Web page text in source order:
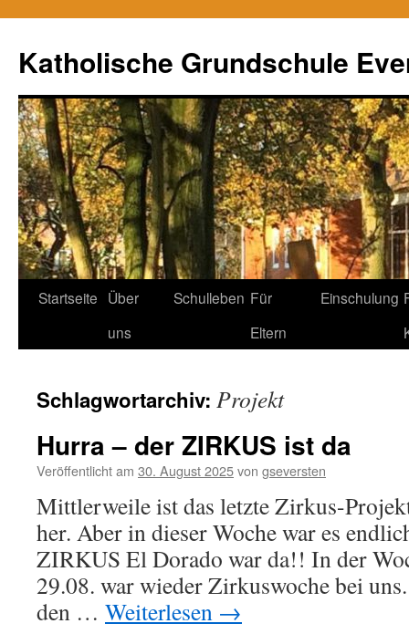
springen
Katholische Grundschule
Startseite Über
uns
Schulleben Für
Eltern
Einschulung
Schlagwortarchiv: Projekt
Hurra – der ZIRKUS ist da
Veröffentlicht am 30. August 2025von gseversten
Mittlerweile ist das letzte Zirkus-
her. Aber in dieser Woche war es
ZIRKUS El Dorado war da!! In der
29.08. war wieder Zirkuswoche bei
den … Weiterlesen →